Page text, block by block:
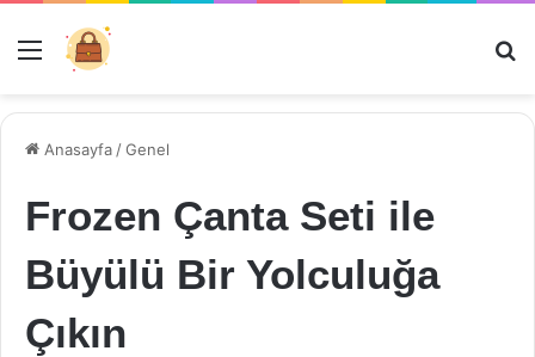
Menü
Anasayfa /Genel
Frozen Çanta Seti ile
Büyülü Bir Yolculuğa
Çıkın